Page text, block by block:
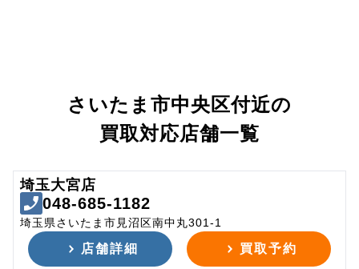
さいたま市中央区付近の
買取対応店舗一覧
埼玉大宮店
048-685-1182
埼玉県さいたま市見沼区南中丸301-1
店舗詳細 買取予約